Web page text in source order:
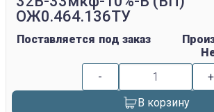
ОЖ0.464.136ТУ
Поставляется под заказ
-
+
В корзину